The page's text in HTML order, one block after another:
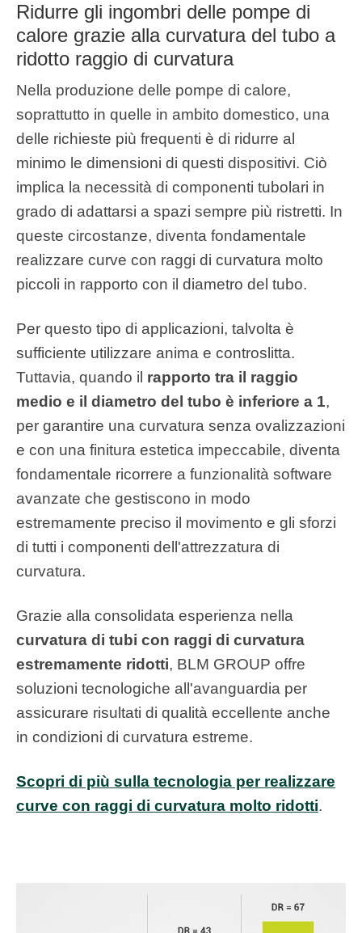
Ridurre gli ingombri delle pompe di
calore grazie alla curvatura del tubo a
ridotto raggio di curvatura
Nella produzione delle pompe di calore,
soprattutto in quelle in ambito domestico, una
delle richieste più frequenti è di ridurre al
minimo le dimensioni di questi dispositivi. Ciò
implica la necessità di componenti tubolari in
grado di adattarsi a spazi sempre più ristretti. In
queste circostanze, diventa fondamentale
realizzare curve con raggi di curvatura molto
piccoli in rapporto con il diametro del tubo.
Per questo tipo di applicazioni, talvolta è
sufficiente utilizzare anima e controslitta.
Tuttavia, quando il rapporto tra il raggio
medio e il diametro del tubo è inferiore a 1,
per garantire una curvatura senza ovalizzazioni
e con una finitura estetica impeccabile, diventa
fondamentale ricorrere a funzionalità software
avanzate che gestiscono in modo
estremamente preciso il movimento e gli sforzi
di tutti i componenti dell'attrezzatura di
curvatura.
Grazie alla consolidata esperienza nella
curvatura di tubi con raggi di curvatura
estremamente ridotti, BLM GROUP offre
soluzioni tecnologiche all'avanguardia per
assicurare risultati di qualità eccellente anche
in condizioni di curvatura estreme.
Scopri di più sulla tecnologia per realizzare
curve con raggi di curvatura molto ridotti.